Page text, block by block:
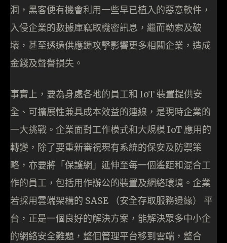
洞，黑客便有機會利用一些早已植入的惡意軟件，
入侵企業的數據庫竊取機密訊息，繼而勒索及破
壞，甚至透過供應鏈攻擊影響更多相關企業，造成
金錢及聲譽損失。
事實上，要為身處各地的員工和 IoT 裝置提供安
全、可擴展性兼具成本效益的連線，是現時企業的
一大挑戰。企業面對工作模式和大規模 IoT 應用的
轉變，除了要重新審視現有系統的保安及防禦策
略，亦要將「保護網」延伸至每一個遙距和混合工
作的員工，包括用作辦公的裝置及網絡環境。企業
若採用雲端架構的 SASE （安全存取服務邊緣） 平
台，正是一個良好的解決方案，能解決眾多中小企
的網絡安全難題，整個管理平台移到雲端，整合